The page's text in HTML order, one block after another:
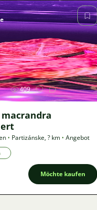
Bild
409
• Partizánske,? km • Angebot
Möchte kaufen